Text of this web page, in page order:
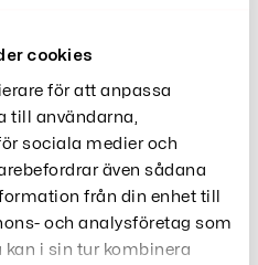
cookies
för att anpassa
till användarna,
sociala medier och
även sådana
från din enhet till
och analysföretag som
i sin tur kombinera